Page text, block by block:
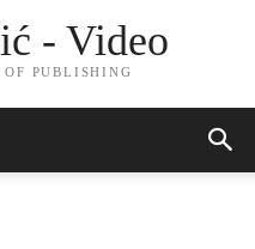
- Video
OF PUBLISHING